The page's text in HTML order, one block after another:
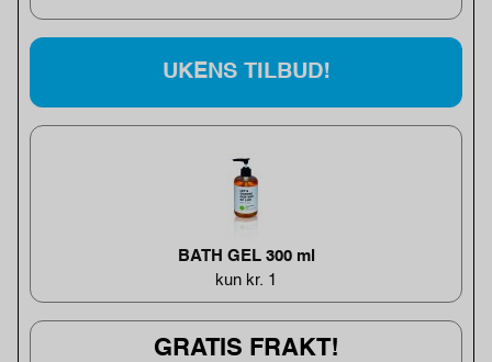
UKENS TILBUD!
BATH GEL 300 ml
kun kr. 1
GRATIS FRAKT!